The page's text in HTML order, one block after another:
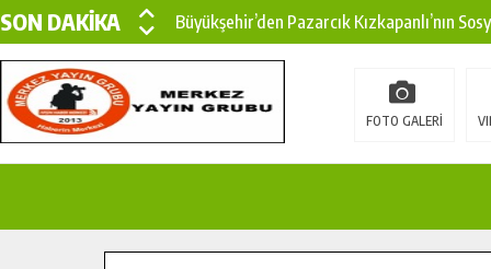
SON DAKİKA
Büyükşehir’den Pazarcık Kızkapanlı’nın
Büyükşehir’den Pazarcık Kırsalına Modern
Çin’den KSÜ’ye Uluslararası Başarı:
FOTO GALERİ